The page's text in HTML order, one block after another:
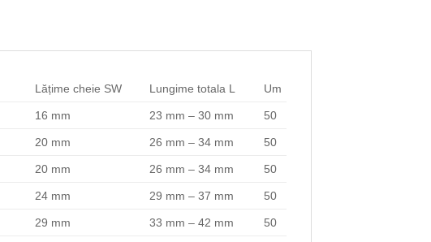
Lățime cheie SW Lungime totala L Um
16 mm 23 mm – 30 mm 50
20 mm 26 mm – 34 mm 50
20 mm 26 mm – 34 mm 50
24 mm 29 mm – 37 mm 50
29 mm 33 mm – 42 mm 50